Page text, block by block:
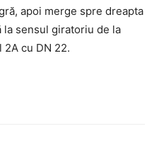
apoi merge spre dreapta
la sensul giratoriu de la
cu DN 22.